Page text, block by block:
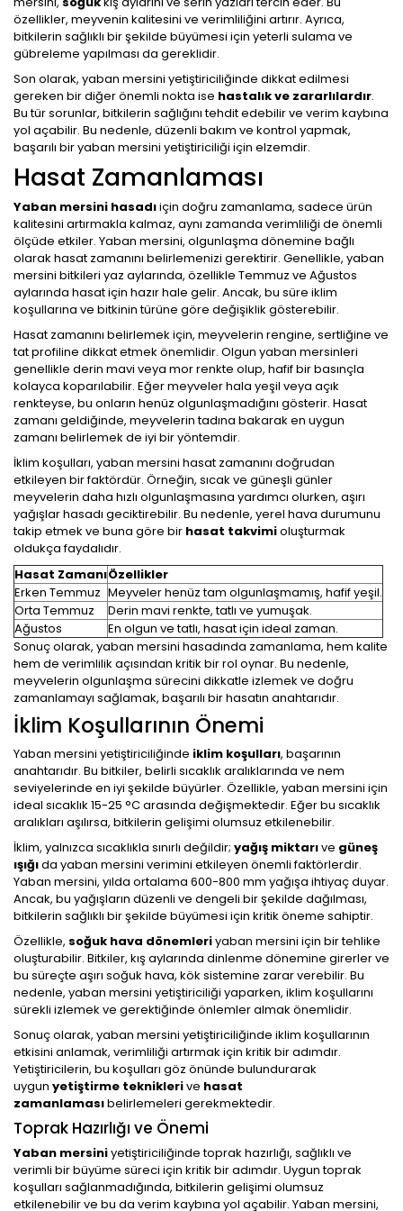
özellikler, meyvenin kalitesini ve verimliliğini artırır. Ayrıca,
bitkilerin sağlıklı bir şekilde büyümesi için yeterli sulama ve
gübreleme yapılması da gereklidir.
Son olarak, yaban mersini yetiştiriciliğinde dikkat edilmesi
gereken bir diğer önemli nokta ise hastalık ve zararlılardır.
Bu tür sorunlar, bitkilerin sağlığını tehdit edebilir ve verim kaybına
yol açabilir. Bu nedenle, düzenli bakım ve kontrol yapmak,
başarılı bir yaban mersini yetiştiriciliği için elzemdir.
Hasat Zamanlaması
Yaban mersini hasadıiçin doğru zamanlama, sadece ürün
kalitesini artırmakla kalmaz, aynı zamanda verimliliği de önemli
ölçüde etkiler. Yaban mersini, olgunlaşma dönemine bağlı
olarak hasat zamanını belirlemenizi gerektirir. Genellikle, yaban
mersini bitkileri yaz aylarında, özellikle Temmuz ve Ağustos
aylarında hasat için hazır hale gelir. Ancak, bu süre iklim
koşullarına ve bitkinin türüne göre değişiklik gösterebilir.
Hasat zamanını belirlemek için, meyvelerin rengine, sertliğine ve
tat profiline dikkat etmek önemlidir. Olgun yaban mersinleri
genellikle derin mavi veya mor renkte olup, hafif bir basınçla
kolayca koparılabilir. Eğer meyveler hala yeşil veya açık
renkteyse, bu onların henüz olgunlaşmadığını gösterir. Hasat
zamanı geldiğinde, meyvelerin tadına bakarak en uygun
zamanı belirlemek de iyi bir yöntemdir.
İklim koşulları, yaban mersini hasat zamanını doğrudan
etkileyen bir faktördür. Örneğin, sıcak ve güneşli günler
meyvelerin daha hızlı olgunlaşmasına yardımcı olurken, aşırı
yağışlar hasadı geciktirebilir. Bu nedenle, yerel hava durumunu
takip etmek ve buna göre bir hasat takvimioluşturmak
oldukça faydalıdır.
Hasat ZamanıÖzellikler
Erken Temmuz Meyveler henüz tam olgunlaşmamış, hafif yeşil.
Orta Temmuz
Derin mavi renkte, tatlı ve yumuşak.
Ağustos
En olgun ve tatlı, hasat için ideal zaman.
Sonuç olarak, yaban mersini hasadında zamanlama, hem kalite
hem de verimlilik açısından kritik bir rol oynar. Bu nedenle,
meyvelerin olgunlaşma sürecini dikkatle izlemek ve doğru
zamanlamayı sağlamak, başarılı bir hasatın anahtarıdır.
İklim Koşullarının Önemi
Yaban mersini yetiştiriciliğinde iklim koşulları, başarının
anahtarıdır. Bu bitkiler, belirli sıcaklık aralıklarında ve nem
seviyelerinde en iyi şekilde büyürler. Özellikle, yaban mersini için
ideal sıcaklık 15-25 °C arasında değişmektedir. Eğer bu sıcaklık
aralıkları aşılırsa, bitkilerin gelişimi olumsuz etkilenebilir.
İklim, yalnızca sıcaklıkla sınırlı değildir; yağış miktarıve güneş
ışığıda yaban mersini verimini etkileyen önemli faktörlerdir.
Yaban mersini, yılda ortalama 600-800 mm yağışa ihtiyaç duyar.
Ancak, bu yağışların düzenli ve dengeli bir şekilde dağılması,
bitkilerin sağlıklı bir şekilde büyümesi için kritik öneme sahiptir.
Özellikle, soğuk hava dönemleriyaban mersini için bir tehlike
oluşturabilir. Bitkiler, kış aylarında dinlenme dönemine girerler ve
bu süreçte aşırı soğuk hava, kök sistemine zarar verebilir. Bu
nedenle, yaban mersini yetiştiriciliği yaparken, iklim koşullarını
sürekli izlemek ve gerektiğinde önlemler almak önemlidir.
Sonuç olarak, yaban mersini yetiştiriciliğinde iklim koşullarının
etkisini anlamak, verimliliği artırmak için kritik bir adımdır.
Yetiştiricilerin, bu koşulları göz önünde bulundurarak
uygun yetiştirme tekniklerive hasat
zamanlamasıbelirlemeleri gerekmektedir.
Toprak Hazırlığı ve Önemi
Yaban mersiniyetiştiriciliğinde toprak hazırlığı, sağlıklı ve
verimli bir büyüme süreci için kritik bir adımdır. Uygun toprak
koşulları sağlanmadığında, bitkilerin gelişimi olumsuz
etkilenebilir ve bu da verim kaybına yol açabilir. Yaban mersini,